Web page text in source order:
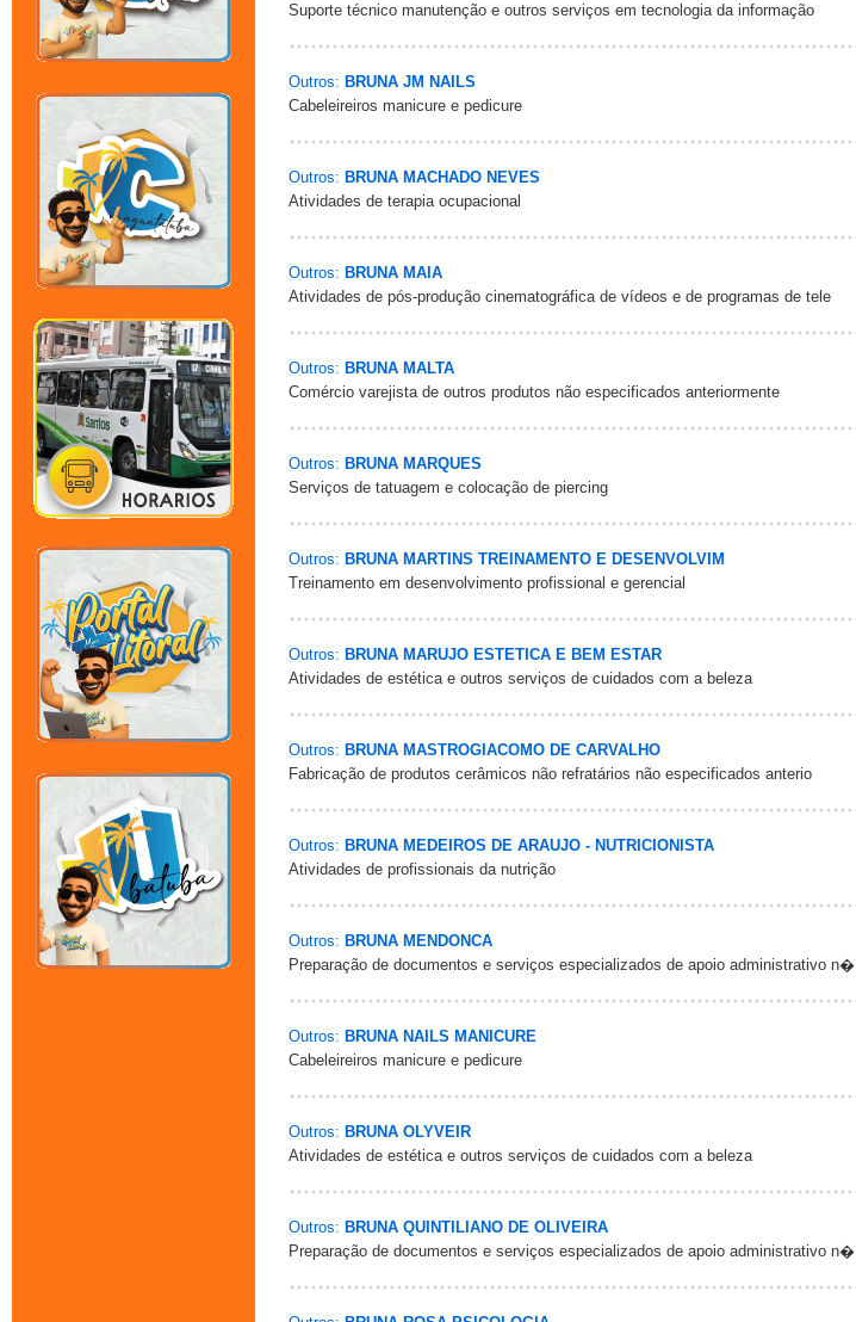
Suporte técnico manutenção e outros serviços em tecnologia da informação
Outros: BRUNA JM NAILS
Cabeleireiros manicure e pedicure
Outros: BRUNA MACHADO NEVES
Atividades de terapia ocupacional
Outros: BRUNA MAIA
Atividades de pós-produção cinematográfica de vídeos e de programas de tele
Outros: BRUNA MALTA
Comércio varejista de outros produtos não especificados anteriormente
Outros: BRUNA MARQUES
Serviços de tatuagem e colocação de piercing
Outros: BRUNA MARTINS TREINAMENTO E DESENVOLVIM
Treinamento em desenvolvimento profissional e gerencial
Outros: BRUNA MARUJO ESTETICA E BEM ESTAR
Atividades de estética e outros serviços de cuidados com a beleza
Outros: BRUNA MASTROGIACOMO DE CARVALHO
Fabricação de produtos cerâmicos não refratários não especificados anterio
Outros: BRUNA MEDEIROS DE ARAUJO - NUTRICIONISTA
Atividades de profissionais da nutrição
Outros: BRUNA MENDONCA
Preparação de documentos e serviços especializados de apoio administrativo n�
Outros: BRUNA NAILS MANICURE
Cabeleireiros manicure e pedicure
Outros: BRUNA OLYVEIR
Atividades de estética e outros serviços de cuidados com a beleza
Outros: BRUNA QUINTILIANO DE OLIVEIRA
Preparação de documentos e serviços especializados de apoio administrativo n�